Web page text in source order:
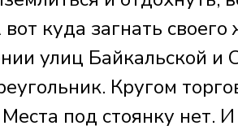
куда загнать
улиц Байкальской и
Кругом
под стоянку нет.